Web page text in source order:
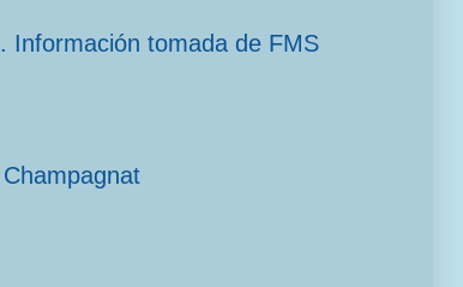
Información tomada de FMS